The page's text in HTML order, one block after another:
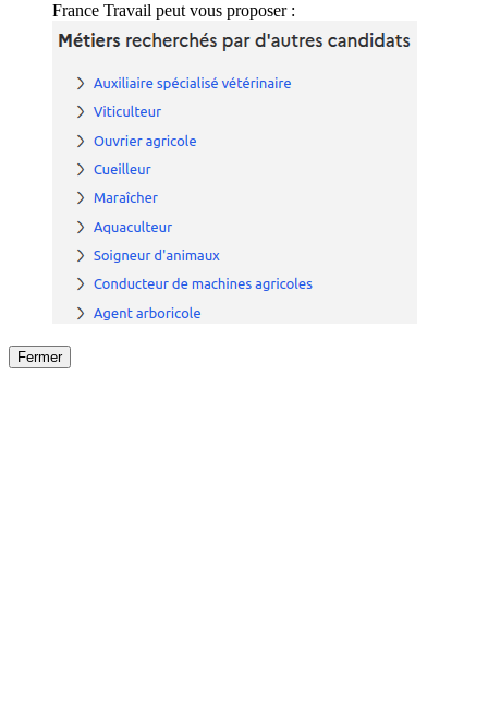
France Travail peut vous proposer :
Fermer